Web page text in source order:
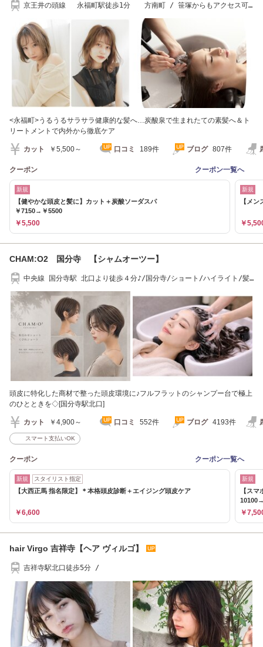
京王井の頭線 永福町駅徒歩1分 方南町 / 笹塚からもアクセス可
<永福町>うるうるサラサラ健康的な髪へ…炭酸泉で生まれたての素髪へ＆ト
リートメントで内外から徹底ケア
カット ￥5,500～ 口コミ 189件 ブログ 807件
クーポン クーポン一覧へ
新規
【健やかな頭皮と髪に】カット＋炭酸ソーダスパ
￥7150→￥5500
￥5,500
新規
【メ
￥
CHAM:O2 国分寺 【シャムオーツー】
中央線 国分寺駅 北口より徒歩４分♪/国分寺/ショート/ハイライト/髪
頭皮に特化した商材で整った頭皮環境に♪フルフラットのシャンプー台で極上
のひとときを◇[国分寺駅北口]
カット ￥4,900～ 口コミ 552件 ブログ 4193件
スマート支払いOK
クーポン クーポン一覧へ
新規 スタイリスト指定
【大西正馬 指名限定】＊本格頭皮診断＋エイジング頭皮ケア
￥6,600
新規
【ス
￥
hair Virgo 吉祥寺【ヘア ヴィルゴ】
吉祥寺駅北口徒歩5分 /